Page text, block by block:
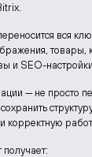
вся
товары,
и SEO-
— не просто
корректную
получает: